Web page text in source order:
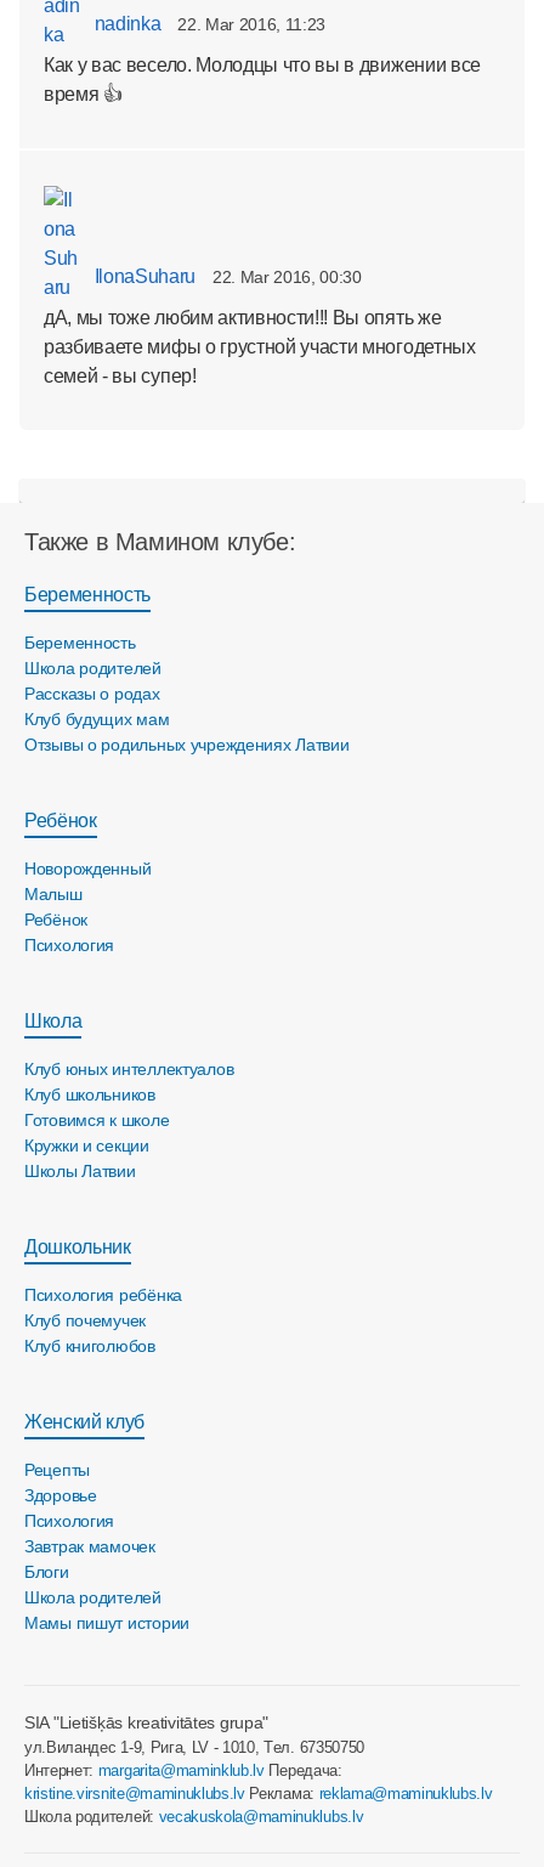
nadinka 22. Mar 2016, 11:23
Как у вас весело. Молодцы что вы в движении все
время 👍
IlonaSuharu 22. Mar 2016, 00:30
дА, мы тоже любим активности!!! Вы опять же
разбиваете мифы о грустной участи многодетных
семей - вы супер!
Также в Мамином клубе:
Беременность
Беременность
Школа родителей
Рассказы о родах
Клуб будущих мам
Отзывы о родильных учреждениях Латвии
Ребёнок
Новорожденный
Малыш
Ребёнок
Психология
Школа
Клуб юных интеллектуалов
Клуб школьников
Готовимся к школе
Кружки и секции
Школы Латвии
Дошкольник
Психология ребёнка
Клуб почемучек
Клуб книголюбов
Женский клуб
Рецепты
Здоровье
Психология
Завтрак мамочек
Блоги
Школа родителей
Мамы пишут истории
SIA "Lietišķās kreativitātes grupa"
ул.Виландес 1-9, Рига, LV - 1010, Tел. 67350750
Интернет: margarita@maminklub.lvПередача:
kristine.virsnite@maminuklubs.lvРеклама: reklama@maminuklubs.lv
Школа родителей: vecakuskola@maminuklubs.lv